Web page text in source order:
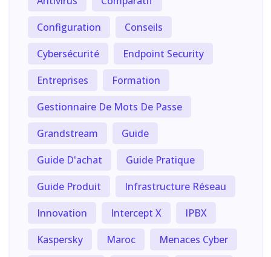
Configuration
Conseils
Cybersécurité
Endpoint Security
Entreprises
Formation
Gestionnaire De Mots De Passe
Grandstream
Guide
Guide D'achat
Guide Pratique
Guide Produit
Infrastructure Réseau
Innovation
Intercept X
IPBX
Kaspersky
Maroc
Menaces Cyber